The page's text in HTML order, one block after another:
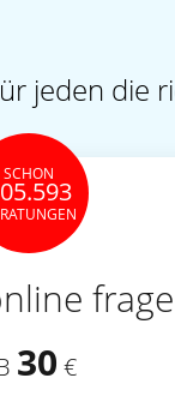
jeden die
SCHON
30 €